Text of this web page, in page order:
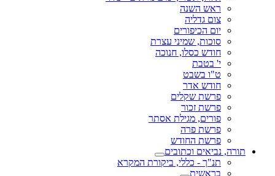
ראש השנה
צום גדליה
יום הכיפורים
סוכות, שמיני עצרת
חודש כסלו, חנוכה
י' בטבת
ט"ו בשבט
חודש אדר
פרשת שקלים
פרשת זכור
פורים, מגילת אסתר
פרשת פרה
פרשת החודש
תורה, נביאים וכתובים
תנ"ך - כללי, ביקורת המקרא
בראשית